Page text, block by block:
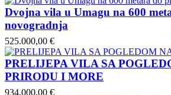
Dvojna vila u Umagu na 600
novogradnja
525.000,00 €
PRELIJEPA VILA SA
PRIRODU I MORE
934.000,00 €